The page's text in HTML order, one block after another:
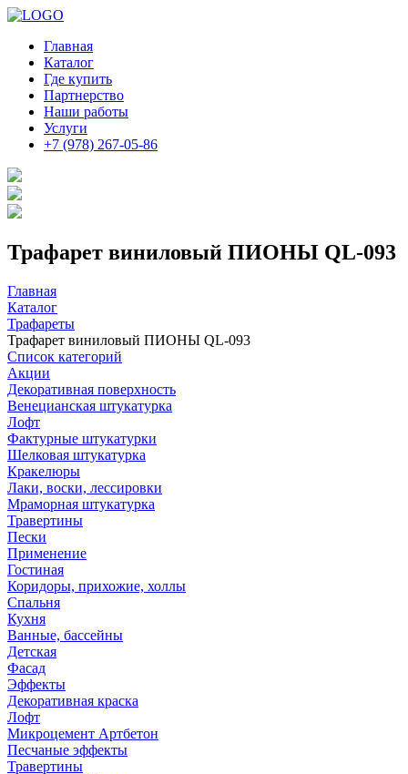
Главная
Каталог
Где купить
Партнерство
Наши работы
Услуги
+7 (978) 267-05-86
Трафарет виниловый ПИОНЫ QL-093
Главная
Каталог
Трафареты
Трафарет виниловый ПИОНЫ QL-093
Список категорий
Акции
Декоративная поверхность
Венецианская штукатурка
Лофт
Фактурные штукатурки
Шелковая штукатурка
Кракелюры
Лаки, воски, лессировки
Мраморная штукатурка
Травертины
Пески
Применение
Гостиная
Коридоры, прихожие, холлы
Спальня
Кухня
Ванные, бассейны
Детская
Фасад
Эффекты
Декоративная краска
Лофт
Микроцемент Артбетон
Песчаные эффекты
Травертины